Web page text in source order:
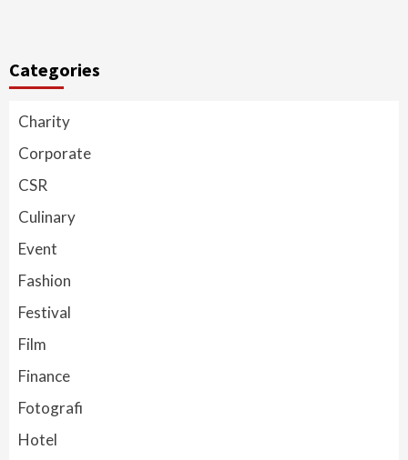
Categories
Charity
Corporate
CSR
Culinary
Event
Fashion
Festival
Film
Finance
Fotografi
Hotel